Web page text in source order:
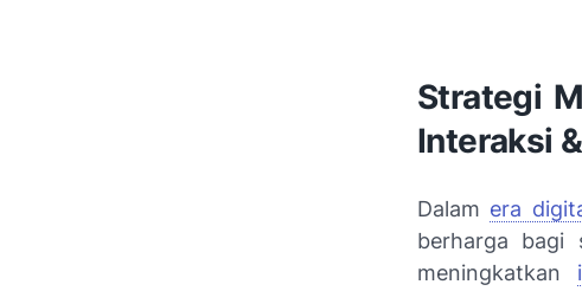
Strategi
Interaksi
Dalam era
berharga bagi
meningkatkan